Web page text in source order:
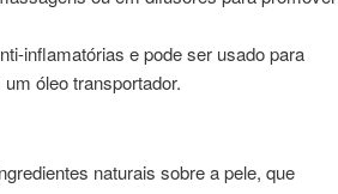
inflamatórias e pode ser usado para
óleo transportador.
naturais sobre a pele, que